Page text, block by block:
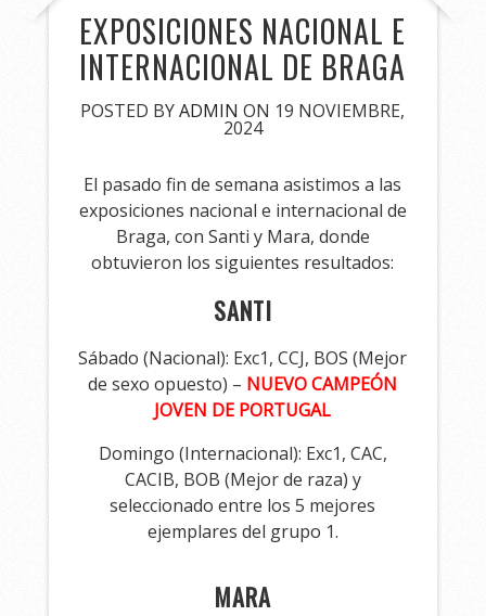
EXPOSICIONES NACIONAL E
INTERNACIONAL DE BRAGA
POSTED BYADMIN ON 19 NOVIEMBRE,
2024
El pasado fin de semana asistimos a las
exposiciones nacional e internacional de
Braga, con Santi y Mara, donde
obtuvieron los siguientes resultados:
SANTI
Sábado (Nacional): Exc1, CCJ, BOS (Mejor
de sexo opuesto) – NUEVO CAMPEÓN
JOVEN DE PORTUGAL
Domingo (Internacional): Exc1, CAC,
CACIB, BOB (Mejor de raza) y
seleccionado entre los 5 mejores
ejemplares del grupo 1.
MARA